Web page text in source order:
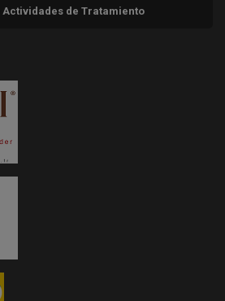
Actividades de Tratamiento